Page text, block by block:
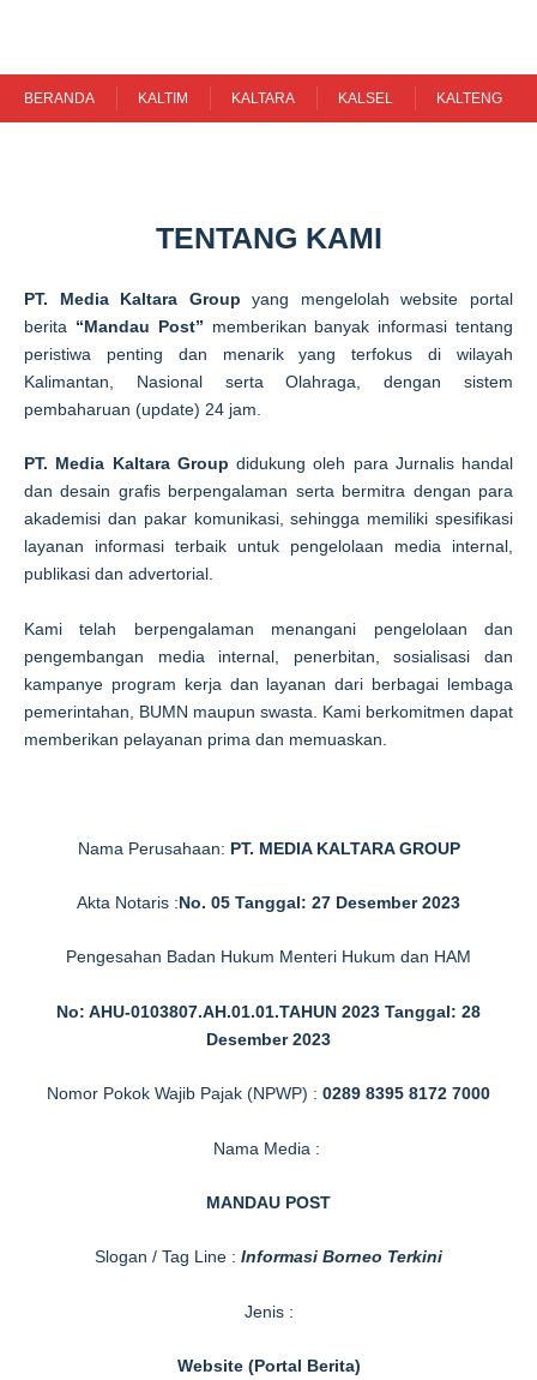
content
BERANDA KALTIM KALTARA KALSEL KALTENG
TENTANG KAMI
PT. Media Kaltara Group yang mengelolah website portal
berita “Mandau Post” memberikan banyak informasi tentang
peristiwa penting dan menarik yang terfokus di wilayah
Kalimantan, Nasional serta Olahraga, dengan sistem
pembaharuan (update) 24 jam.
PT. Media Kaltara Group didukung oleh para Jurnalis handal
dan desain grafis berpengalaman serta bermitra dengan para
akademisi dan pakar komunikasi, sehingga memiliki spesifikasi
layanan informasi terbaik untuk pengelolaan media internal,
publikasi dan advertorial.
Kami telah berpengalaman menangani pengelolaan dan
pengembangan media internal, penerbitan, sosialisasi dan
kampanye program kerja dan layanan dari berbagai lembaga
pemerintahan, BUMN maupun swasta. Kami berkomitmen dapat
memberikan pelayanan prima dan memuaskan.
Nama Perusahaan: PT. MEDIA KALTARA GROUP
Akta Notaris :No. 05 Tanggal: 27 Desember 2023
Pengesahan Badan Hukum Menteri Hukum dan HAM
No: AHU-0103807.AH.01.01.TAHUN 2023 Tanggal: 28
Desember 2023
Nomor Pokok Wajib Pajak (NPWP) : 0289 8395 8172 7000
Nama Media :
MANDAU POST
Slogan / Tag Line : Informasi Borneo Terkini
Jenis :
Website (Portal Berita)